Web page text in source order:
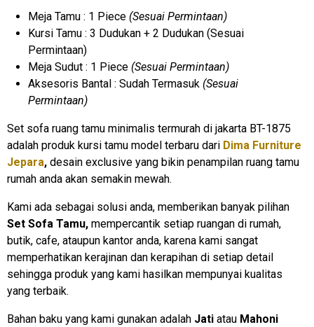
Meja Tamu : 1 Piece (Sesuai Permintaan)
Kursi Tamu : 3 Dudukan + 2 Dudukan (Sesuai
Permintaan)
Meja Sudut : 1 Piece (Sesuai Permintaan)
Aksesoris Bantal : Sudah Termasuk (Sesuai
Permintaan)
Set sofa ruang tamu minimalis termurah di jakarta BT-1875
adalah produk kursi tamu model terbaru dari Dima Furniture
Jepara, desain exclusive yang bikin penampilan ruang tamu
rumah anda akan semakin mewah.
Kami ada sebagai solusi anda, memberikan banyak pilihan
Set Sofa Tamu, mempercantik setiap ruangan di rumah,
butik, cafe, ataupun kantor anda, karena kami sangat
memperhatikan kerajinan dan kerapihan di setiap detail
sehingga produk yang kami hasilkan mempunyai kualitas
yang terbaik.
Bahan baku yang kami gunakan adalah Jati atau Mahoni